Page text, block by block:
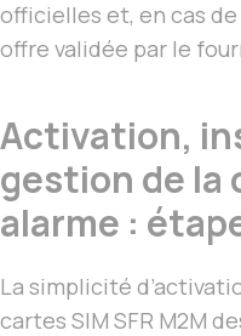
officielles et, en cas
offre validée par le
Activation,
gestion de la
alarme :
La simplicité
cartes SIM SFR M2M